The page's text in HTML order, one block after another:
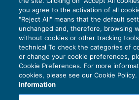
Privacy Policy
Cookie Policy
you agree to the activation of all
"Reject All" means that the default
unchanged and, therefore, browsing
without cookies or other tracking
technical To check the categories of
or change your cookie preferences,
Cookie Preferences. For more
cookies, please see our Cookie Policy.
information